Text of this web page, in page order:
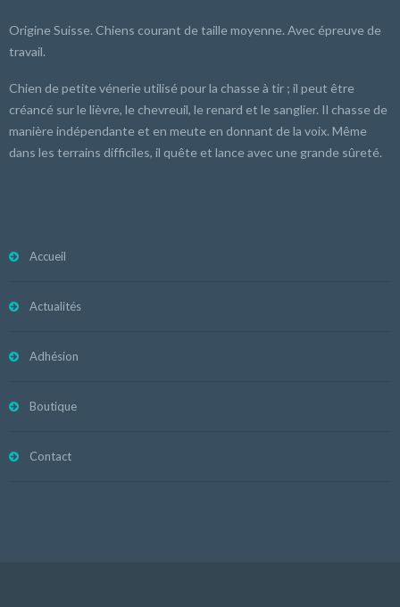
Origine Suisse. Chiens courant de taille moyenne. Avec épreuve de
travail.
Chien de petite vénerie utilisé pour la chasse à tir ; il peut être
créancé sur le lièvre, le chevreuil, le renard et le sanglier. Il chasse de
manière indépendante et en meute en donnant de la voix. Même
dans les terrains difficiles, il quête et lance avec une grande sûreté.
Accueil
Actualités
Adhésion
Boutique
Contact